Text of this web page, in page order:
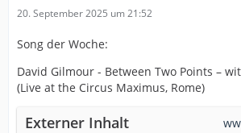
20. September 2025 um 21:52
Song der Woche:
David Gilmour - Between Two Points –
(Live at the Circus Maximus, Rome)
Externer Inhalt